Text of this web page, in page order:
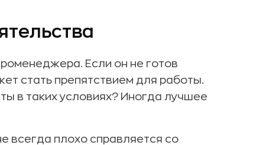
Если он не готов
стать препятствием для работы.
в таких условиях? Иногда лучшее
всегда плохо справляется со